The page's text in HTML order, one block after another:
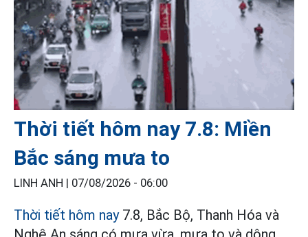
Thời tiết hôm nay 7.8: Miền
Bắc sáng mưa to
LINH ANH | 07/08/2026 - 06:00
Thời tiết hôm nay7.8, Bắc Bộ, Thanh Hóa và